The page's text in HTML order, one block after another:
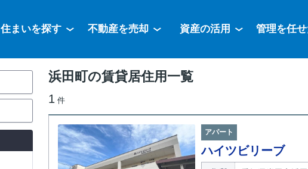
住まいを探す 不動産を売却 資産の活用 管理を任
浜田町の賃貸居住用一覧
1 件
アパート
ハイツビリーブ